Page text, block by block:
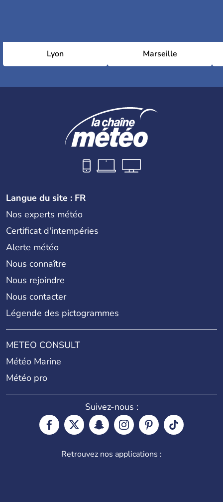
Lyon Marseille
Langue du site : FR
Nos experts météo
Certificat d'intempéries
Alerte météo
Nous connaître
Nous rejoindre
Nous contacter
Légende des pictogrammes
METEO CONSULT
Météo Marine
Météo pro
Suivez-nous :
Retrouvez nos applications :